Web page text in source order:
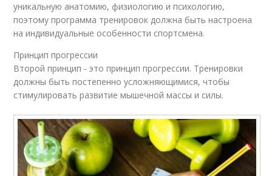
уникальную анатомию, физиологию и психологию,
поэтому программа тренировок должна быть настроена
на индивидуальные особенности спортсмена.
Принцип прогрессии
Второй принцип - это принцип прогрессии. Тренировки
должны быть постепенно усложняющимися, чтобы
стимулировать развитие мышечной массы и силы.